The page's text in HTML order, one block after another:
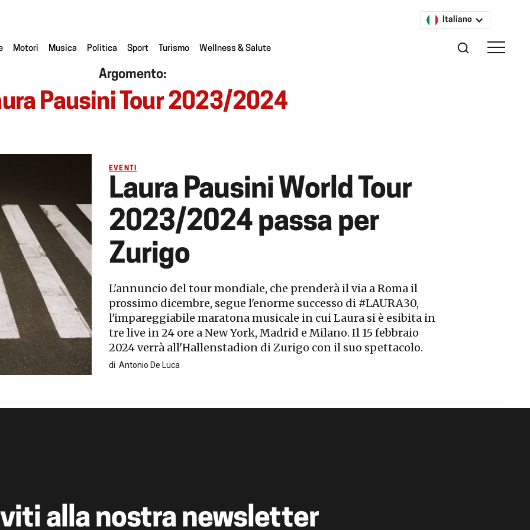
Italiano
Motori Musica Politica Sport Turismo Wellness & Salute
Argomento:
Pausini Tour 2023/2024
EVENTI
Laura Pausini World Tour
2023/2024 passa per
Zurigo
L'annuncio del tour mondiale, che prenderà il via a Roma il
prossimo dicembre, segue l'enorme successo di #LAURA30,
l'impareggiabile maratona musicale in cui Laura si è esibita in
tre live in 24 ore a New York, Madrid e Milano. Il 15 febbraio
2024 verrà all'Hallenstadion di Zurigo con il suo spettacolo.
di Antonio De Luca
alla nostra newsletter